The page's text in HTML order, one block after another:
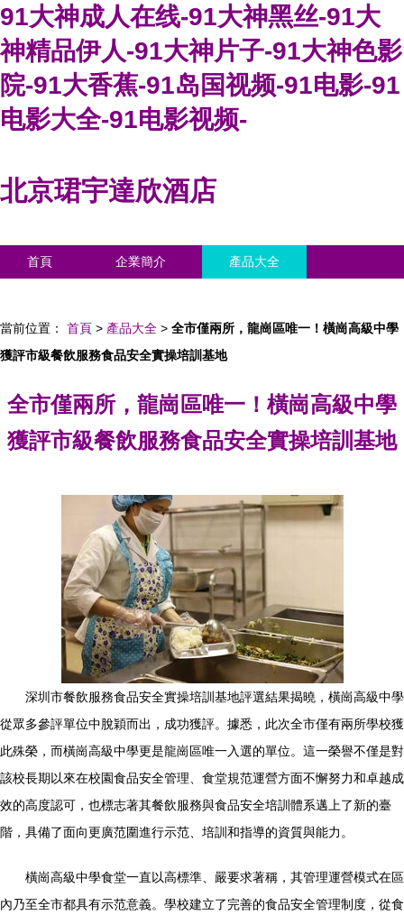
91大神成人在线-91大神黑丝-91大
神精品伊人-91大神片子-91大神色影
院-91大香蕉-91岛国视频-91电影-91
电影大全-91电影视频-
北京珺宇達欣酒店
首頁 企業簡介 產品大全
當前位置： 首頁 > 產品大全 > 全市僅兩所，龍崗區唯一！橫崗高級中學
獲評市級餐飲服務食品安全實操培訓基地
全市僅兩所，龍崗區唯一！橫崗高級中學
獲評市級餐飲服務食品安全實操培訓基地
深圳市餐飲服務食品安全實操培訓基地評選結果揭曉，橫崗高級中學
從眾多參評單位中脫穎而出，成功獲評。據悉，此次全市僅有兩所學校獲
此殊榮，而橫崗高級中學更是龍崗區唯一入選的單位。這一榮譽不僅是對
該校長期以來在校園食品安全管理、食堂規范運營方面不懈努力和卓越成
效的高度認可，也標志著其餐飲服務與食品安全培訓體系邁上了新的臺
階，具備了面向更廣范圍進行示范、培訓和指導的資質與能力。
橫崗高級中學食堂一直以高標準、嚴要求著稱，其管理運營模式在區
內乃至全市都具有示范意義。學校建立了完善的食品安全管理制度，從食